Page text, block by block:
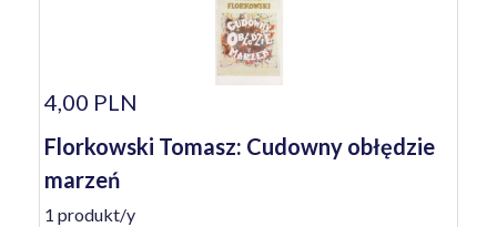
4,00 PLN
Florkowski Tomasz: Cudowny obłędzie
marzeń
1 produkt/y